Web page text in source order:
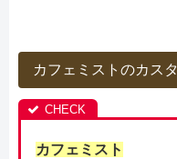
カフェミストのカス
カフェミスト